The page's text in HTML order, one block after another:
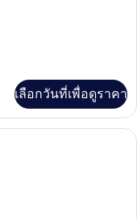
เลือกวันที่เพื่อดูราคา
Deluxe - Vue Montaigne